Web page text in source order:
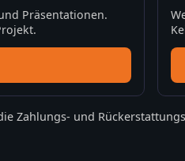
Präsentationen.
Zahlungs- und